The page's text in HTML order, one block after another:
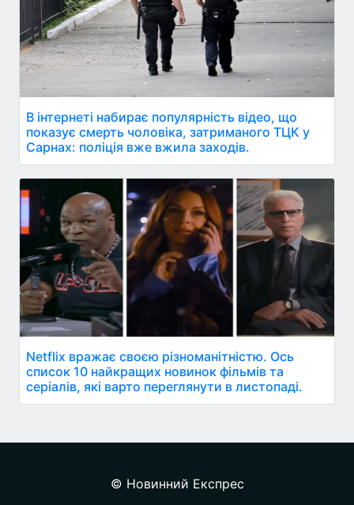
В інтернеті набирає популярність відео, що
показує смерть чоловіка, затриманого ТЦК у
Сарнах: поліція вже вжила заходів.
Netflix вражає своєю різноманітністю. Ось
список 10 найкращих новинок фільмів та
серіалів, які варто переглянути в листопаді.
© Новинний Експрес